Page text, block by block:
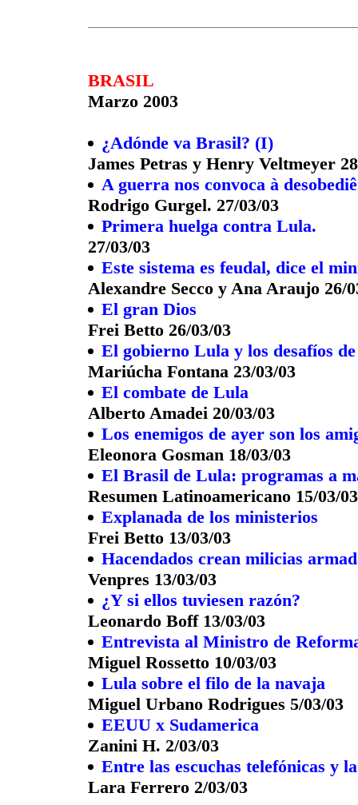
BRASIL
Marzo 2003
¿Adónde va Brasil? (I)
James Petras y Henry Veltmeyer
A guerra nos convoca à
Rodrigo Gurgel. 27/03/03
Primera huelga contra Lula.
27/03/03
Este sistema es feudal, dice el
Alexandre Secco y Ana Araujo 26/
El gran Dios
Frei Betto 26/03/03
El gobierno Lula y los desafíos
Mariúcha Fontana 23/03/03
El combate de Lula
Alberto Amadei 20/03/03
Los enemigos de ayer son los
Eleonora Gosman 18/03/03
El Brasil de Lula: programas a
Resumen Latinoamericano 15/03/03
Explanada de los ministerios
Frei Betto 13/03/03
Hacendados crean milicias
Venpres 13/03/03
¿Y si ellos tuviesen razón?
Leonardo Boff 13/03/03
Entrevista al Ministro de
Miguel Rossetto 10/03/03
Lula sobre el filo de la navaja
Miguel Urbano Rodrigues 5/03/03
EEUU x Sudamerica
Zanini H. 2/03/03
Entre las escuchas telefónicas y
Lara Ferrero 2/03/03